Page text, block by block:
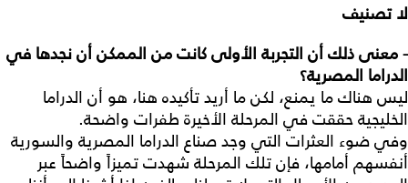
لا تصنيف
- معنىذلكأن التجربة الأولىكانتمن الممكنأننجدها في
الدراما المصرية؟
ليس هناك ما يمنع، لكن ما أريد تأكيده هنا، هو أن الدراما
الخليجية حققت في المرحلة الأخيرة طفرات واضحة.
وفي ضوء العثرات التي وجد صناع الدراما المصرية والسورية
أنفسهم أمامها، فإن تلك المرحلة شهدت تميزاً واضحاً عبر